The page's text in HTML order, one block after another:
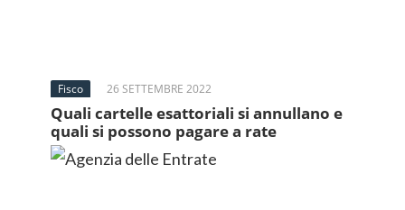
Fisco 26 SETTEMBRE 2022
Quali cartelle esattoriali si annullano e
quali si possono pagare a rate